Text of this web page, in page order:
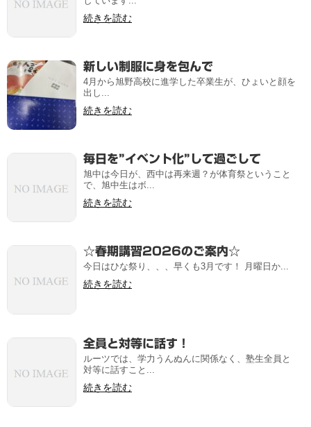
続きを読む
新しい制服に身を包んで
4月から旭野高校に進学した卒業生が、ひょいと顔を
出し...
続きを読む
毎日を”イベント化”して過ごして
旭中は今日が、西中は再来週？が体育祭ということ
で、旭中生はボ...
続きを読む
☆春期講習2026のご案内☆
今日はひな祭り、、、早くも3月です！ 月曜日か...
続きを読む
全員と対等に話す！
ルーツでは、学力うんぬんに関係なく、塾生全員と
対等に話すこと...
続きを読む